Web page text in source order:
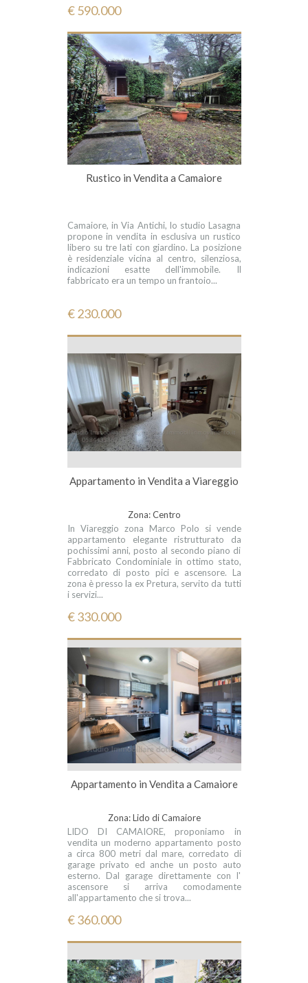
€ 590.000
Rustico in Vendita a Camaiore
Camaiore, in Via Antichi, lo studio Lasagna
propone in vendita in esclusiva un rustico
libero su tre lati con giardino. La posizione
è residenziale vicina al centro, silenziosa,
indicazioni esatte dell'immobile. Il
fabbricato era un tempo un frantoio...
€ 230.000
Appartamento in Vendita a Viareggio
Zona: Centro
In Viareggio zona Marco Polo si vende
appartamento elegante ristrutturato da
pochissimi anni, posto al secondo piano di
Fabbricato Condominiale in ottimo stato,
corredato di posto pici e ascensore. La
zona è presso la ex Pretura, servito da tutti
i servizi...
€ 330.000
Appartamento in Vendita a Camaiore
Zona: Lido di Camaiore
LIDO DI CAMAIORE, proponiamo in
vendita un moderno appartamento posto
a circa 800 metri dal mare, corredato di
garage privato ed anche un posto auto
esterno. Dal garage direttamente con l'
ascensore si arriva comodamente
all'appartamento che si trova...
€ 360.000